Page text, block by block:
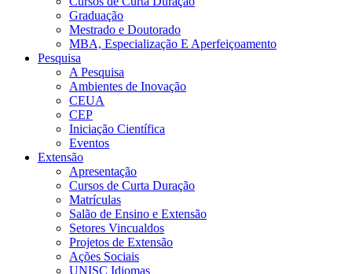
Graduação
Mestrado e Doutorado
MBA, Especialização E Aperfeiçoamento
Pesquisa
A Pesquisa
Ambientes de Inovação
CEUA
CEP
Iniciação Científica
Eventos
Extensão
Apresentação
Cursos de Curta Duração
Matrículas
Salão de Ensino e Extensão
Setores Vincualdos
Projetos de Extensão
Ações Sociais
UNISC Idiomas